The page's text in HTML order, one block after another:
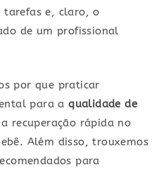
tarefas e, claro, o
de um profissional
por que praticar
para aqualidade de
recuperação rápida no
Além disso, trouxemos
para